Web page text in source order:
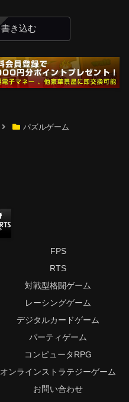
き込む
パズルゲーム
FPS
RTS
対戦型格闘ゲーム
レーシングゲーム
デジタルカードゲーム
パーティゲーム
コンピュータRPG
オンラインストラテジーゲーム
お問い合わせ